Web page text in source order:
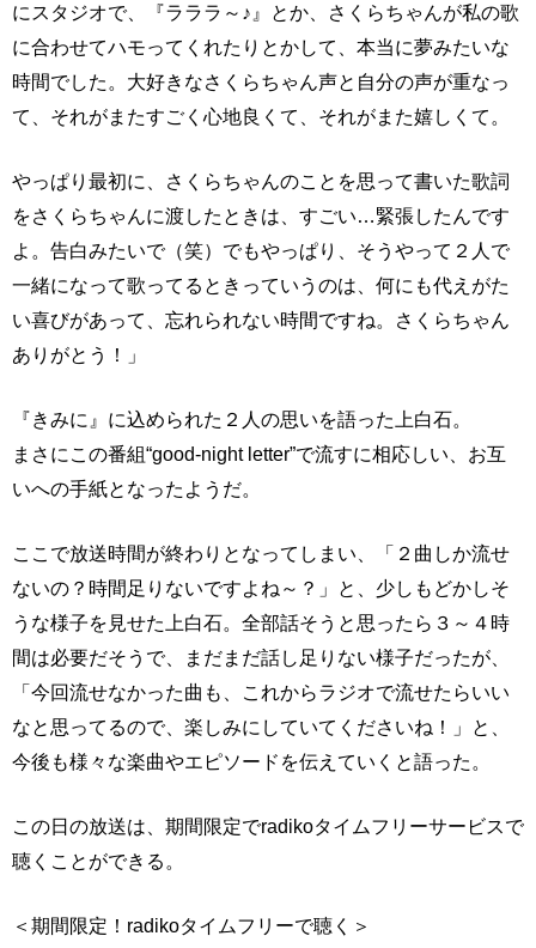
にスタジオで、『ラララ～♪』とか、さくらちゃんが私の歌
に合わせてハモってくれたりとかして、本当に夢みたいな
時間でした。大好きなさくらちゃん声と自分の声が重なっ
て、それがまたすごく心地良くて、それがまた嬉しくて。
やっぱり最初に、さくらちゃんのことを思って書いた歌詞
をさくらちゃんに渡したときは、すごい…緊張したんです
よ。告白みたいで（笑）でもやっぱり、そうやって２人で
一緒になって歌ってるときっていうのは、何にも代えがた
い喜びがあって、忘れられない時間ですね。さくらちゃん
ありがとう！」
『きみに』に込められた２人の思いを語った上白石。
まさにこの番組“good‐night letter”で流すに相応しい、お互
いへの手紙となったようだ。
ここで放送時間が終わりとなってしまい、「２曲しか流せ
ないの？時間足りないですよね～？」と、少しもどかしそ
うな様子を見せた上白石。全部話そうと思ったら３～４時
間は必要だそうで、まだまだ話し足りない様子だったが、
「今回流せなかった曲も、これからラジオで流せたらいい
なと思ってるので、楽しみにしていてくださいね！」と、
今後も様々な楽曲やエピソードを伝えていくと語った。
この日の放送は、期間限定でradikoタイムフリーサービスで
聴くことができる。
＜期間限定！radikoタイムフリーで聴く＞